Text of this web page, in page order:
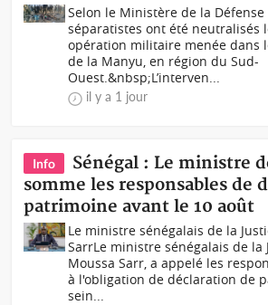
Selon le Ministère de la
séparatistes ont été neutralisés
opération militaire menée dans
de la Manyu, en région du Sud-
Ouest.&nbsp;L’interven...
il y a 1 jour
Info
Sénégal : Le ministre
somme les responsables de
patrimoine avant le 10 août
Le ministre sénégalais de la
SarrLe ministre sénégalais de la
Moussa Sarr, a appelé les
à l'obligation de déclaration de
sein...